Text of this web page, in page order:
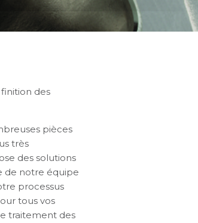
des
pièces
très
des solutions
de notre équipe
processus
tous vos
traitement des